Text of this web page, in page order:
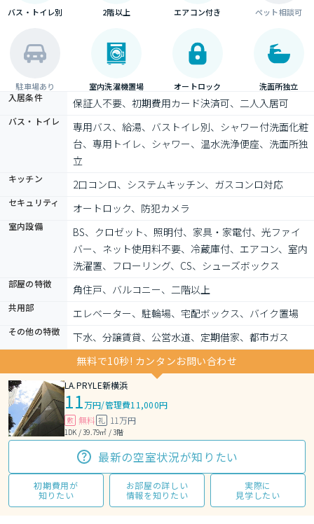
バス・トイレ別 2階以上 エアコン付き ペット相談可
駐車場あり 室内洗濯機置場 オートロック 洗面所独立
入居条件 保証人不要、初期費用カード決済可、二人入居可
バス・トイレ
専用バス、給湯、バストイレ別、シャワー付洗面化粧
台、専用トイレ、シャワー、温水洗浄便座、洗面所独
立
キッチン 2口コンロ、システムキッチン、ガスコンロ対応
セキュリティ オートロック、防犯カメラ
室内設備
BS、クロゼット、照明付、家具・家電付、光ファイ
バー、ネット使用料不要、冷蔵庫付、エアコン、室内
洗濯置、フローリング、CS、シューズボックス
部屋の特徴 角住戸、バルコニー、二階以上
共用部 エレベーター、駐輪場、宅配ボックス、バイク置場
その他の特徴
下水、分譲賃貸、公営水道、定期借家、都市ガス
無料で10秒! カンタンお問い合わせ
LA.PRYLE新横浜
11万円/管理費11,000円
敷 無料 礼 11万円
1DK / 39.79㎡ / 3階
最新の空室状況が知りたい
初期費用が
知りたい
お部屋の詳しい
情報を知りたい
実際に
見学したい